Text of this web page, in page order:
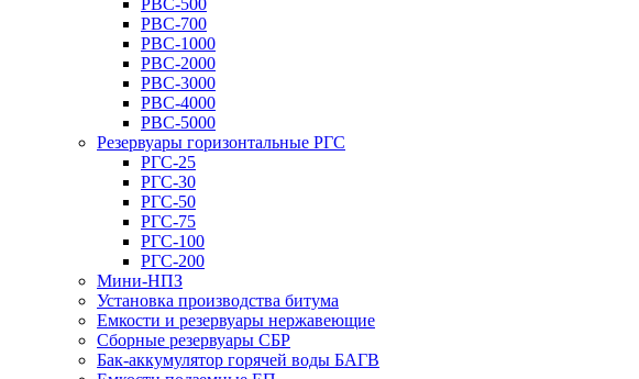
РВС-500
РВС-700
РВС-1000
РВС-2000
РВС-3000
РВС-4000
РВС-5000
Резервуары горизонтальные РГС
РГС-25
РГС-30
РГС-50
РГС-75
РГС-100
РГС-200
Мини-НПЗ
Установка производства битума
Емкости и резервуары нержавеющие
Сборные резервуары СБР
Бак-аккумулятор горячей воды БАГВ